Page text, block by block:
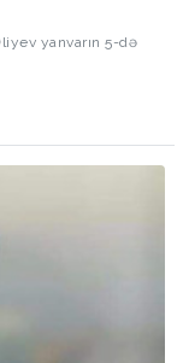
yanvarın 5-də